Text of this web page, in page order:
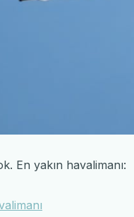
En yakın havalimanı: